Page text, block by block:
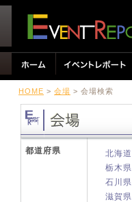
HOME > 会場 > 会場検索
都道府県 北海道
栃木県
石川県
滋賀県